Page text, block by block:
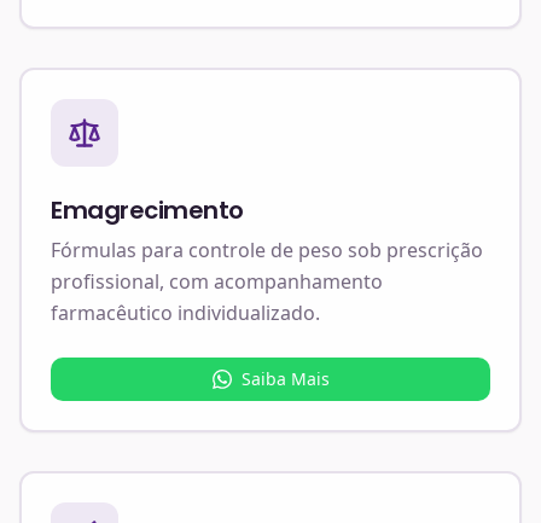
Emagrecimento
Fórmulas para controle de peso sob prescrição
profissional, com acompanhamento
farmacêutico individualizado.
Saiba Mais